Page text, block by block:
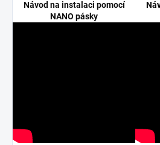
Návod na instalaci pomocí
NANO pásky